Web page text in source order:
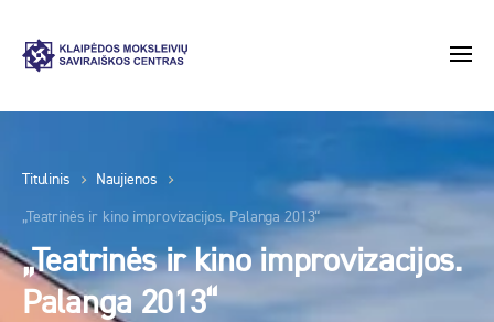
Titulinis Naujienos
„Teatrinės ir kino improvizacijos. Palanga 2013“
„Teatrinės ir kino improvizacijos.
Palanga 2013“